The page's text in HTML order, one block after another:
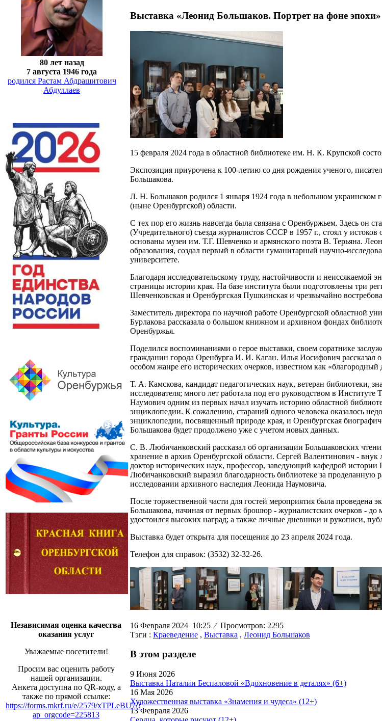
80 лет назад
7 августа 1946 года
родился Растам Абдрашитович
Абдуллаев
Независимая оценка качества
оказания услуг
Уважаемые посетители!
Просим вас оценить работу
нашей организации.
Анкета доступна по QR-коду, а
также по прямой ссылке:
https://forms.mkrf.ru/e/2579/xTPLeBU7/?
ap_orgcode=225813
Выставка «Леонид Большаков. Портрет на фоне эпохи»
15 февраля 2024 года в областной библиотеке им. Н. К. Крупской
Экспозиция приурочена к 100-летию со дня рождения ученого,
Большакова.
Л. Н. Большаков родился 1 января 1924 года в небольшом украинском
(ныне Оренбургской) области.
С тех пор его жизнь навсегда была связана с Оренбуржьем. Здесь он
(Учредительного) съезда журналистов СССР в 1957 г., стоял у истоков
основаны музеи им. Т.Г. Шевченко и армянского поэта В. Терьяна.
образования, создал первый в области гуманитарный научно-
университете.
Благодаря исследовательскому труду, настойчивости и
страницы истории края. На базе института были подготовлены три
Шевченковская и Оренбургская Пушкинская и чрезвычайно
Заместитель директора по научной работе Оренбургской областной
Бурлакова рассказала о большом книжном и архивном фондах
Оренбуржья.
Поделился воспоминаниями о герое выставки, своем соратнике
гражданин города Оренбурга И. И. Каган. Илья Иосифович рассказал
особом жанре его исторических очерков, известном как «благородный
Т. А. Камскова, кандидат педагогических наук, ветеран библиотеки,
исследователя; много лет работала под его руководством в
Наумович одним из первых начал изучать историю областной
энциклопедии. К сожалению, стараний одного человека оказалось
энциклопедии, посвященный природе края, и Оренбургская
Большакова будет продолжено уже с учетом новых данных.
С. В. Любичанковский рассказал об организации Большаковских
хранение в архив Оренбургской области. Сергей Валентинович - внук
доктор исторических наук, профессор, заведующий кафедрой истории
Любичанковский выразил благодарность библиотеке за
исследовании архивного наследия Леонида Наумовича.
После торжественной части для гостей мероприятия была
Большакова, начиная от первых брошюр - журналистских очерков - до
удостоился высоких наград; а также личные дневники и рукописи,
Выставка будет открыта для посещения до 23 апреля 2024 года.
Телефон для справок: (3532) 32-32-26.
16 Февраля 2024 10:25⁄Просмотров: 2295
Тэги : Краеведение , Выставка , Леонид Большаков
В этом разделе
9 Июня 2026
Выставка Наталии Беспаловой «Вдохновение в деталях» (6+)
16 Мая 2026
Художественная выставка «Знамения и чудеса» (12+)
13 Февраля 2026